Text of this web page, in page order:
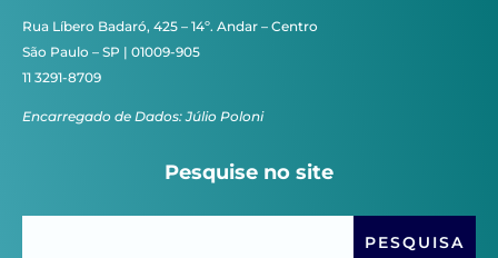
Rua Líbero Badaró, 425 – 14º. Andar – Centro
São Paulo – SP | 01009-905
11 3291-8709
Encarregado de Dados: Júlio Poloni
Pesquise no site